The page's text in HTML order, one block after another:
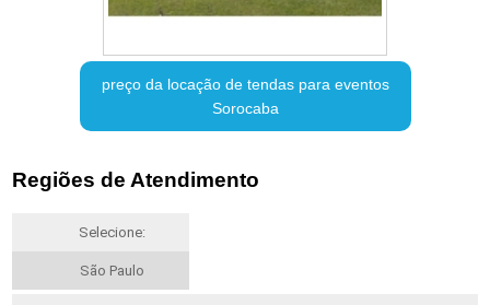
preço da locação de tendas para eventos
Sorocaba
Regiões de Atendimento
Selecione:
São Paulo